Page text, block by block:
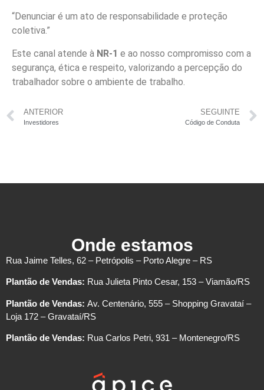
“Denunciar é um ato de responsabilidade e proteção
coletiva.”
Este canal atende à NR-1 e ao nosso compromisso com a
segurança, ética e respeito, valorizando a percepção do
trabalhador sobre o ambiente de trabalho.
ANTERIOR
Investidores
SEGUINTE
Código de Conduta
Onde estamos
Rua Jaime Telles, 62 – Petrópolis – Porto Alegre – RS
Plantão de Vendas: Rua Julieta Pinto Cesar, 153 – Viamão/RS
Plantão de Vendas: Av. Centenário, 555 – Shopping Gravataí –
Loja 172 – Gravataí/RS
Plantão de Vendas: Rua Carlos Petri, 931 – Montenegro/RS